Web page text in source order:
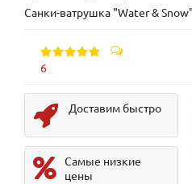
Санки-ватрушка "Water &
6
Доставим быстро
Самые низкие
цены